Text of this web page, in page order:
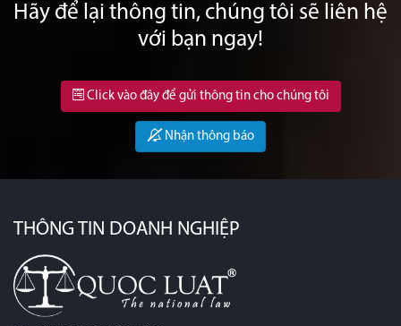
Hãy để lại thông tin, chúng tôi sẽ liên hệ
với bạn ngay!
Click vào đây để gửi thông tin cho chúng tôi
Nhận thông báo
THÔNG TIN DOANH NGHIỆP